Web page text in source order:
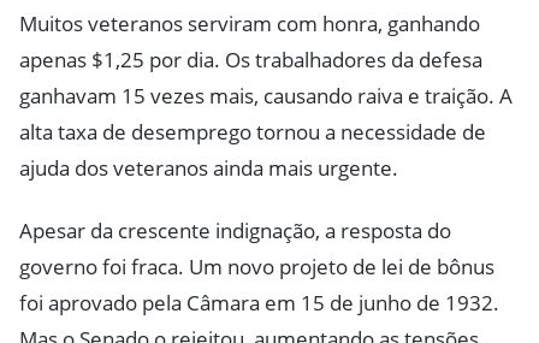
Muitos veteranos serviram com honra, ganhando
apenas $1,25 por dia. Os trabalhadores da defesa
ganhavam 15 vezes mais, causando raiva e traição. A
alta taxa de desemprego tornou a necessidade de
ajuda dos veteranos ainda mais urgente.
Apesar da crescente indignação, a resposta do
governo foi fraca. Um novo projeto de lei de bônus
foi aprovado pela Câmara em 15 de junho de 1932.